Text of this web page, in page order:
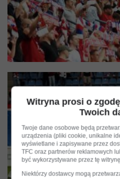
Witryna prosi o
Twoich
Twoje dane osobowe będą
urządzenia (pliki cookie, unikalne
wyświetlane i zapisywane przez
TFC oraz partnerów reklamowych
być wykorzystywane przez tę
Niektórzy dostawcy mogą